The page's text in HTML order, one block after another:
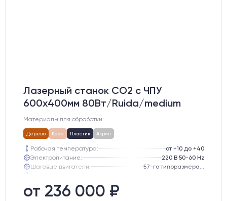
Лазерный станок CO2 c ЧПУ
600х400мм 80Вт/Ruida/medium
Материалы для обработки:
Дерево Кожа Пластик Акрил
Рабочая температура:
от +10 до +40
Электропитание:
220 В 50-60 Hz
Шаговые двигатели:
Направляющие оси Y:
Направляющие оси Х:
от 236 000 ₽